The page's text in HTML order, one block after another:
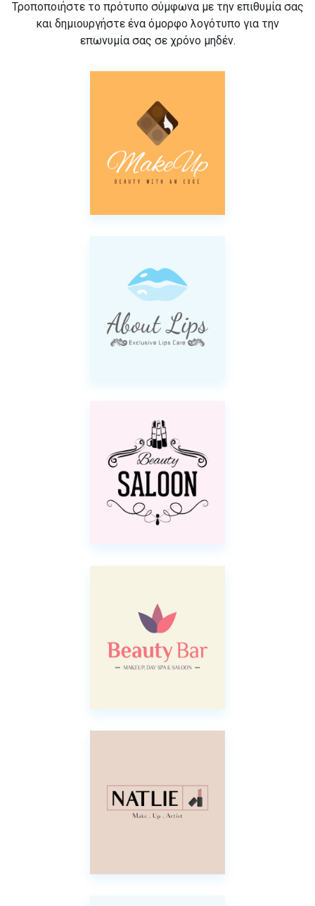
Τροποποιήστε το πρότυπο σύμφωνα με την επιθυμία σας
και δημιουργήστε ένα όμορφο λογότυπο για την
επωνυμία σας σε χρόνο μηδέν.